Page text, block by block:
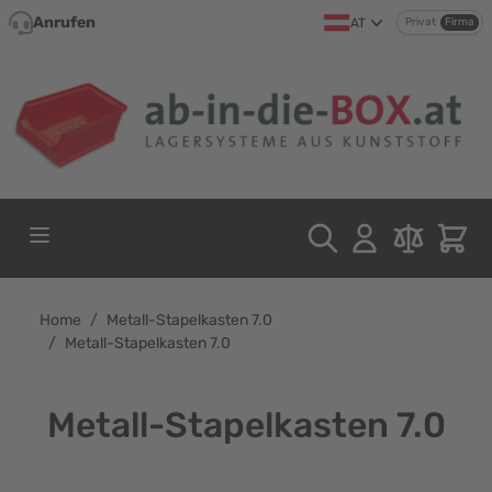
Direkt zum Inhalt
Anrufen AT Privat Firma
Home / Metall-Stapelkasten 7.0
/ Metall-Stapelkasten 7.0
Metall-Stapelkasten 7.0